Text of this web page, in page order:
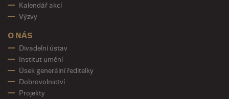
Kalendář akcí
Výzvy
O NÁS
Divadelní ústav
Institut umění
Úsek generální ředitelky
Dobrovolnictví
Projekty